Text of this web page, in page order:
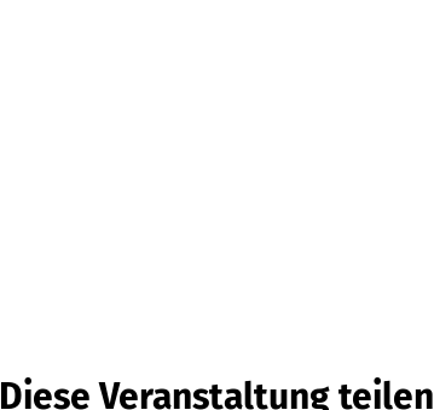
Diese Veranstaltung teilen